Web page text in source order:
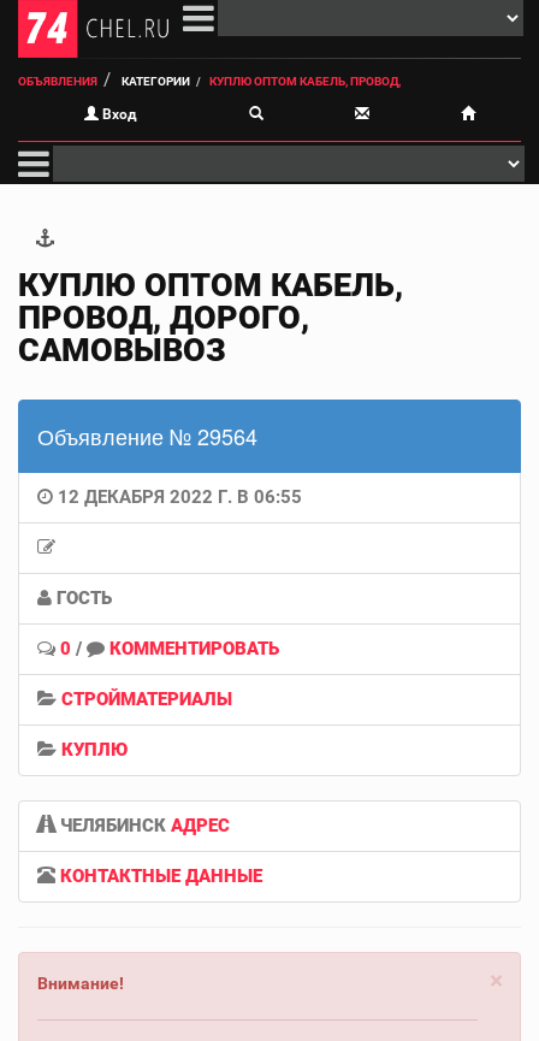
ОБЪЯВЛЕНИЯ КАТЕГОРИИ КУПЛЮ ОПТОМ КАБЕЛЬ, ПРОВОД,
Вход
КУПЛЮ ОПТОМ КАБЕЛЬ,
ПРОВОД, ДОРОГО,
САМОВЫВОЗ
Объявление № 29564
12 ДЕКАБРЯ 2022 Г. В 06:55
ГОСТЬ
0 / КОММЕНТИРОВАТЬ
СТРОЙМАТЕРИАЛЫ
КУПЛЮ
ЧЕЛЯБИНСК АДРЕС
КОНТАКТНЫЕ ДАННЫЕ
×
Внимание!